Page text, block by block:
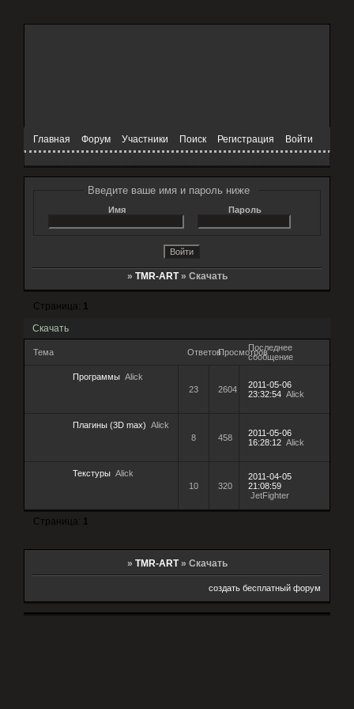
Главная Форум Участники Поиск Регистрация Войти
Введите ваше имя и пароль ниже
Имя Пароль
» TMR-ART » Скачать
Скачать
Страница: 1
Тема ОтветовПросмотровПоследнее
сообщение
Программы Alick
23
2604
2011-05-06
23:32:54 Alick
Плагины (3D max) Alick
8
458
2011-05-06
16:28:12 Alick
Текстуры Alick
10
320
2011-04-05
21:08:59
JetFighter
Страница: 1
» TMR-ART » Скачать
создать бесплатный форум